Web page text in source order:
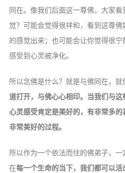
同在。像我们后面这一尊佛，大家
觉？可能会觉得很祥和，看到这尊
的感觉出来；也可能会让你觉得很宁
感受到心灵被净化。
所以念佛是什么？就是与佛同在，就
道打开，与佛心心相印。当我们与
心灵感受肯定是美好的，有非常多
非常美好的过程。
所以作为一个依法而住的佛弟子，一
在每一个生命的当下，我们都可以